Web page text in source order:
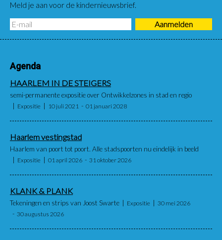
Meld je aan voor de kindernieuwsbrief.
Agenda
HAARLEM IN DE STEIGERS
semi-permanente expositie over Ontwikkelzones in stad en regio
Expositie 10 juli 2021 01 januari 2028
Haarlem vestingstad
Haarlem van poort tot poort. Alle stadspoorten nu eindelijk in beeld
Expositie 01 april 2026 31 oktober 2026
KLANK & PLANK
Tekeningen en strips van Joost Swarte Expositie
30 mei 2026
30 augustus 2026